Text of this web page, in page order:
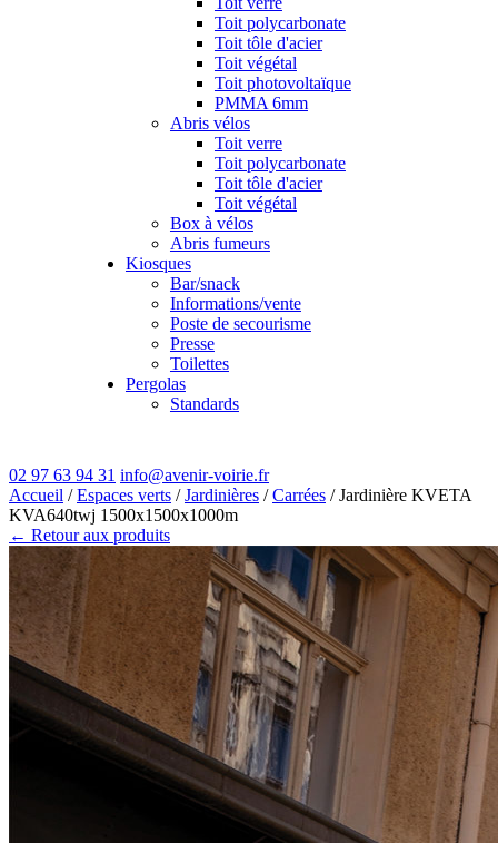
Toit polycarbonate
Toit tôle d'acier
Toit végétal
Toit photovoltaïque
PMMA 6mm
Abris vélos
Toit verre
Toit polycarbonate
Toit tôle d'acier
Toit végétal
Box à vélos
Abris fumeurs
Kiosques
Bar/snack
Informations/vente
Poste de secourisme
Presse
Toilettes
Pergolas
Standards
02 97 63 94 31 info@avenir-voirie.fr
Accueil /Espaces verts /Jardinières /Carrées / Jardinière KVETA
KVA640twj 1500x1500x1000m
← Retour aux produits